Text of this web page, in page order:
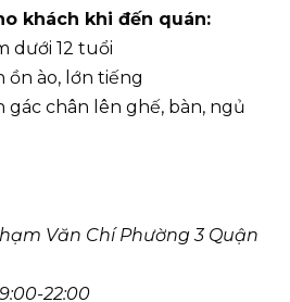
khách khi đến quán:
dưới 12 tuổi
ồn ào, lớn tiếng
gác chân lên ghế, bàn, ngủ
Văn Chí Phường 3 Quận
9:00-22:00